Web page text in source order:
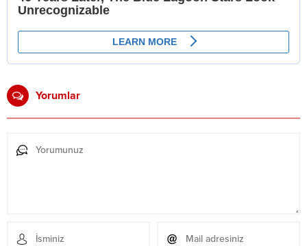
Yorumlar